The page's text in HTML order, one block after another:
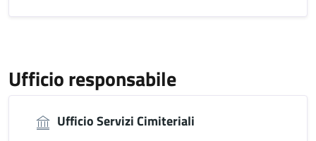
Ufficio responsabile
Ufficio Servizi Cimiteriali